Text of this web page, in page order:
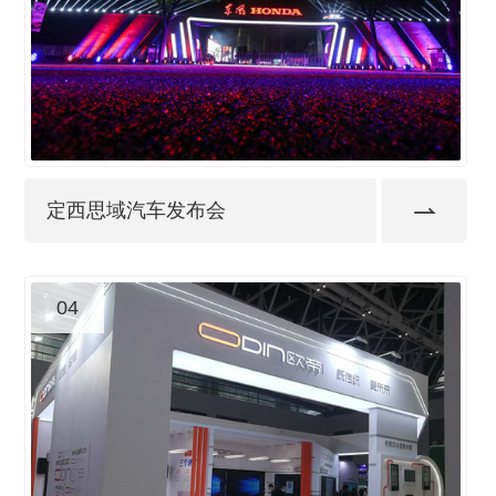
定西思域汽车发布会
04